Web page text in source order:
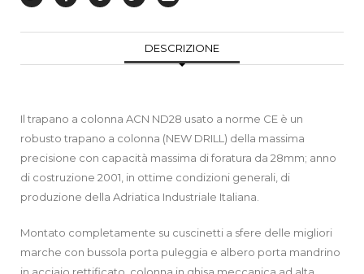
DESCRIZIONE
Il trapano a colonna ACN ND28 usato a norme CE è un
robusto trapano a colonna (NEW DRILL) della massima
precisione con capacità massima di foratura da 28mm; anno
di costruzione 2001, in ottime condizioni generali, di
produzione della Adriatica Industriale Italiana.
Montato completamente su cuscinetti a sfere delle migliori
marche con bussola porta puleggia e albero porta mandrino